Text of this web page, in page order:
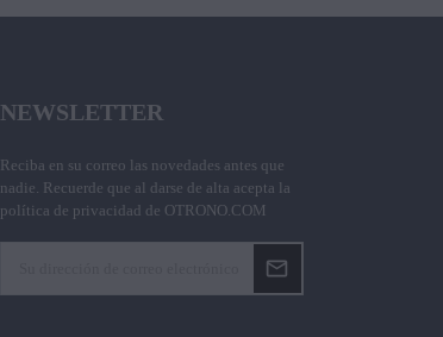
NEWSLETTER
Reciba en su correo las novedades antes que
nadie. Recuerde que al darse de alta acepta la
política de privacidad de OTRONO.COM